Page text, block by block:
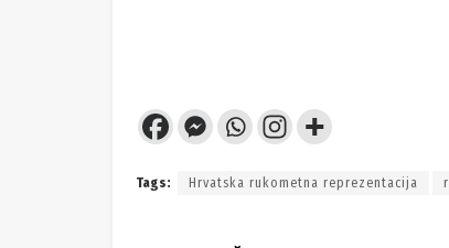
HRVATSKI KUP
Bjelovaru ugostit će isti dan tri velike